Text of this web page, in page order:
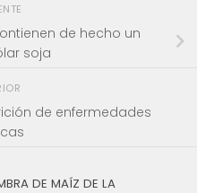
de hecho un
soja
de enfermedades
DE MAÍZ DE LA